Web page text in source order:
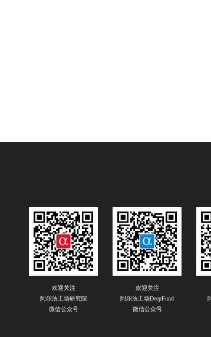
欢迎关注
阿尔法工场研究院
微信公众号
欢迎关注
阿尔法工场DeepFund
微信公众号